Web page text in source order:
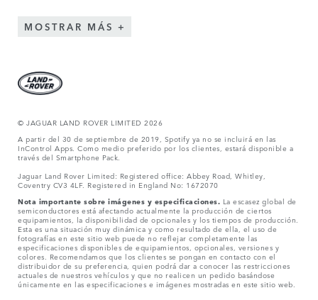
MOSTRAR MÁS
© JAGUAR LAND ROVER LIMITED 2026
A partir del 30 de septiembre de 2019, Spotify ya no se incluirá en las
InControl Apps. Como medio preferido por los clientes, estará disponible a
través del Smartphone Pack.
Jaguar Land Rover Limited: Registered office: Abbey Road, Whitley,
Coventry CV3 4LF. Registered in England No: 1672070
Nota importante sobre imágenes y especificaciones. La escasez global de
semiconductores está afectando actualmente la producción de ciertos
equipamientos, la disponibilidad de opcionales y los tiempos de producción.
Esta es una situación muy dinámica y como resultado de ella, el uso de
fotografías en este sitio web puede no reflejar completamente las
especificaciones disponibles de equipamientos, opcionales, versiones y
colores. Recomendamos que los clientes se pongan en contacto con el
distribuidor de su preferencia, quien podrá dar a conocer las restricciones
actuales de nuestros vehículos y que no realicen un pedido basándose
únicamente en las especificaciones e imágenes mostradas en este sitio web.